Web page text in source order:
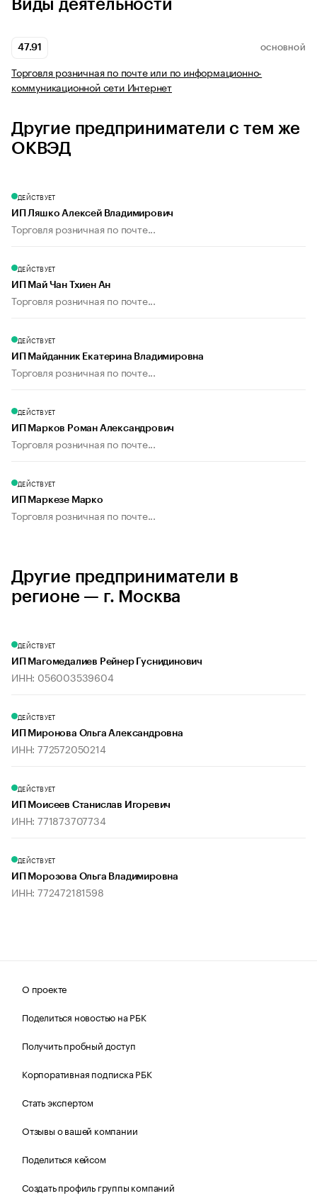
Виды деятельности
47.91 ОСНОВНОЙ
Торговля розничная по почте или по информационно-
коммуникационной сети Интернет
Другие предприниматели с тем же
ОКВЭД
ДЕЙСТВУЕТ
ИП Ляшко Алексей Владимирович
Торговля розничная по почте...
ДЕЙСТВУЕТ
ИП Май Чан Тхиен Ан
Торговля розничная по почте...
ДЕЙСТВУЕТ
ИП Майданник Екатерина Владимировна
Торговля розничная по почте...
ДЕЙСТВУЕТ
ИП Марков Роман Александрович
Торговля розничная по почте...
ДЕЙСТВУЕТ
ИП Маркезе Марко
Торговля розничная по почте...
Другие предприниматели в
регионе — г. Москва
ДЕЙСТВУЕТ
ИП Магомедалиев Рейнер Гуснидинович
ИНН: 056003539604
ДЕЙСТВУЕТ
ИП Миронова Ольга Александровна
ИНН: 772572050214
ДЕЙСТВУЕТ
ИП Моисеев Станислав Игоревич
ИНН: 771873707734
ДЕЙСТВУЕТ
ИП Морозова Ольга Владимировна
ИНН: 772472181598
О проекте
Поделиться новостью на РБК
Получить пробный доступ
Корпоративная подписка РБК
Стать экспертом
Отзывы о вашей компании
Поделиться кейсом
Создать профиль группы компаний